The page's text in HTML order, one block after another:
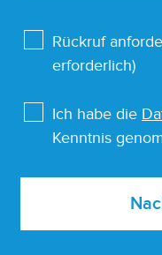
Rückruf
erforderlich)
Ich habe die
Kenntnis